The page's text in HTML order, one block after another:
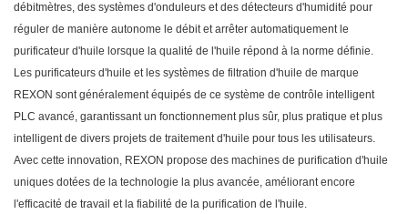
débitmètres, des systèmes d'onduleurs et des détecteurs d'humidité pour
réguler de manière autonome le débit et arrêter automatiquement le
purificateur d'huile lorsque la qualité de l'huile répond à la norme définie.
Les purificateurs d'huile et les systèmes de filtration d'huile de marque
REXON sont généralement équipés de ce système de contrôle intelligent
PLC avancé, garantissant un fonctionnement plus sûr, plus pratique et plus
intelligent de divers projets de traitement d'huile pour tous les utilisateurs.
Avec cette innovation, REXON propose des machines de purification d'huile
uniques dotées de la technologie la plus avancée, améliorant encore
l'efficacité de travail et la fiabilité de la purification de l'huile.